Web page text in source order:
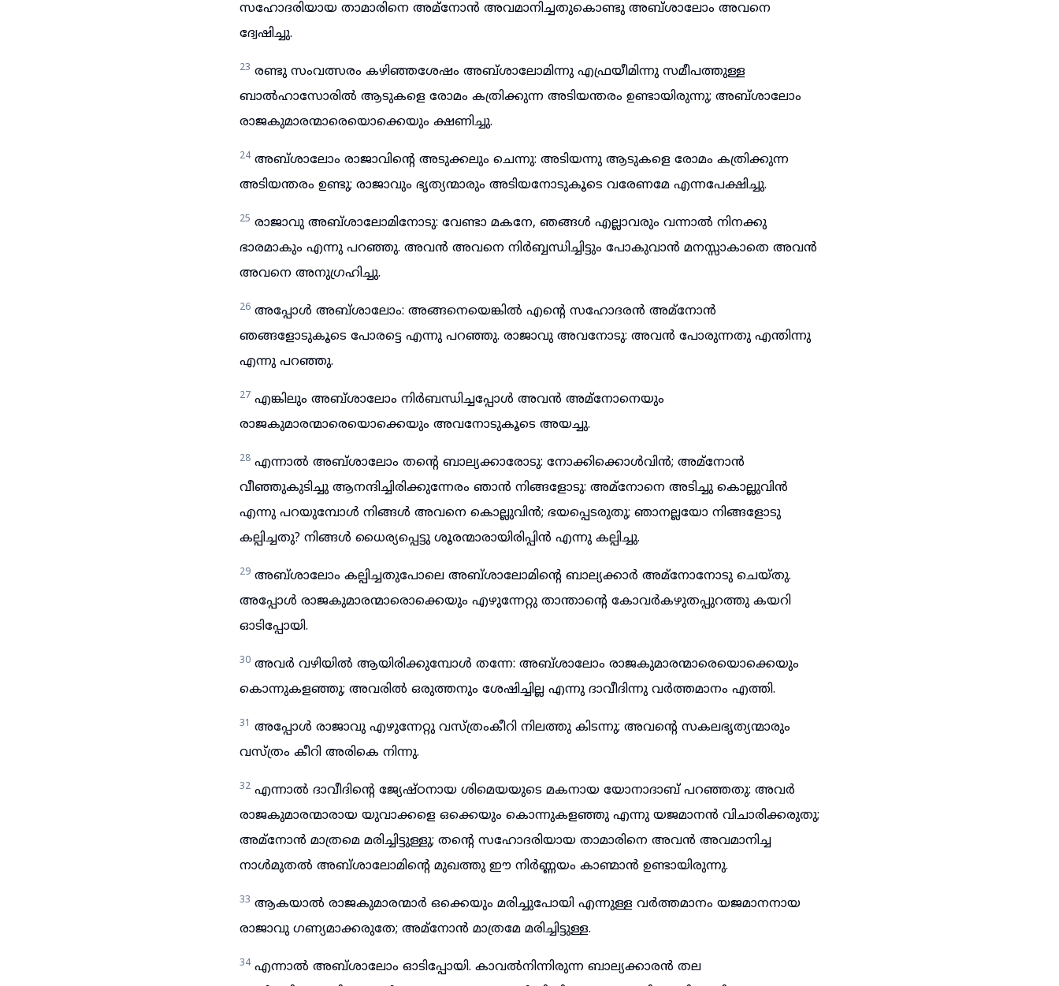
സഹോദരിയായ താമാരിനെ അമ്നോൻ അവമാനിച്ചതുകൊണ്ടു അബ്ശാലോം അവനെ
ദ്വേഷിച്ചു.
23 രണ്ടു സംവത്സരം കഴിഞ്ഞശേഷം അബ്ശാലോമിന്നു എഫ്രയീമിന്നു സമീപത്തുള്ള
ബാൽഹാസോരിൽ ആടുകളെ രോമം കത്രിക്കുന്ന അടിയന്തരം ഉണ്ടായിരുന്നു; അബ്ശാലോം
രാജകുമാരന്മാരെയൊക്കെയും ക്ഷണിച്ചു.
24 അബ്ശാലോം രാജാവിന്റെ അടുക്കലും ചെന്നു: അടിയന്നു ആടുകളെ രോമം കത്രിക്കുന്ന
അടിയന്തരം ഉണ്ടു; രാജാവും ഭൃത്യന്മാരും അടിയനോടുകൂടെ വരേണമേ എന്നപേക്ഷിച്ചു.
25 രാജാവു അബ്ശാലോമിനോടു: വേണ്ടാ മകനേ, ഞങ്ങൾ എല്ലാവരും വന്നാൽ നിനക്കു
ഭാരമാകും എന്നു പറഞ്ഞു. അവൻ അവനെ നിർബ്ബന്ധിച്ചിട്ടും പോകുവാൻ മനസ്സാകാതെ അവൻ
അവനെ അനുഗ്രഹിച്ചു.
26 അപ്പോൾ അബ്ശാലോം: അങ്ങനെയെങ്കിൽ എന്റെ സഹോദരൻ അമ്നോൻ
ഞങ്ങളോടുകൂടെ പോരട്ടെ എന്നു പറഞ്ഞു. രാജാവു അവനോടു: അവൻ പോരുന്നതു എന്തിന്നു
എന്നു പറഞ്ഞു.
27 എങ്കിലും അബ്ശാലോം നിർബന്ധിച്ചപ്പോൾ അവൻ അമ്നോനെയും
രാജകുമാരന്മാരെയൊക്കെയും അവനോടുകൂടെ അയച്ചു.
28 എന്നാൽ അബ്ശാലോം തന്റെ ബാല്യക്കാരോടു: നോക്കിക്കൊൾവിൻ; അമ്നോൻ
വീഞ്ഞുകുടിച്ചു ആനന്ദിച്ചിരിക്കുന്നേരം ഞാൻ നിങ്ങളോടു: അമ്നോനെ അടിച്ചു കൊല്ലുവിൻ
എന്നു പറയുമ്പോൾ നിങ്ങൾ അവനെ കൊല്ലുവിൻ; ഭയപ്പെടരുതു; ഞാനല്ലയോ നിങ്ങളോടു
കല്പിച്ചതു? നിങ്ങൾ ധൈര്യപ്പെട്ടു ശൂരന്മാരായിരിപ്പിൻ എന്നു കല്പിച്ചു.
29 അബ്ശാലോം കല്പിച്ചതുപോലെ അബ്ശാലോമിന്റെ ബാല്യക്കാർ അമ്നോനോടു ചെയ്തു.
അപ്പോൾ രാജകുമാരന്മാരൊക്കെയും എഴുന്നേറ്റു താന്താന്റെ കോവർകഴുതപ്പുറത്തു കയറി
ഓടിപ്പോയി.
30 അവർ വഴിയിൽ ആയിരിക്കുമ്പോൾ തന്നേ: അബ്ശാലോം രാജകുമാരന്മാരെയൊക്കെയും
കൊന്നുകളഞ്ഞു; അവരിൽ ഒരുത്തനും ശേഷിച്ചില്ല എന്നു ദാവീദിന്നു വർത്തമാനം എത്തി.
31 അപ്പോൾ രാജാവു എഴുന്നേറ്റു വസ്ത്രംകീറി നിലത്തു കിടന്നു; അവന്റെ സകലഭൃത്യന്മാരും
വസ്ത്രം കീറി അരികെ നിന്നു.
32 എന്നാൽ ദാവീദിന്റെ ജ്യേഷ്ഠനായ ശിമെയയുടെ മകനായ യോനാദാബ് പറഞ്ഞതു: അവർ
രാജകുമാരന്മാരായ യുവാക്കളെ ഒക്കെയും കൊന്നുകളഞ്ഞു എന്നു യജമാനൻ വിചാരിക്കരുതു;
അമ്നോൻ മാത്രമെ മരിച്ചിട്ടുള്ളു; തന്റെ സഹോദരിയായ താമാരിനെ അവൻ അവമാനിച്ച
നാൾമുതൽ അബ്ശാലോമിന്റെ മുഖത്തു ഈ നിർണ്ണയം കാണ്മാൻ ഉണ്ടായിരുന്നു.
33 ആകയാൽ രാജകുമാരന്മാർ ഒക്കെയും മരിച്ചുപോയി എന്നുള്ള വർത്തമാനം യജമാനനായ
രാജാവു ഗണ്യമാക്കരുതേ; അമ്നോൻ മാത്രമേ മരിച്ചിട്ടുള്ള.
34 എന്നാൽ അബ്ശാലോം ഓടിപ്പോയി. കാവൽനിന്നിരുന്ന ബാല്യക്കാരൻ തല